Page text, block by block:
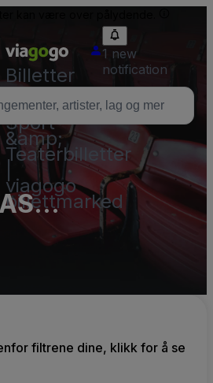
Billetter
–
Konsert,
Sport
&amp;
Teaterbilletter
viagogo
billettmarked
1 new
notification
filtrene dine, klikk for å se